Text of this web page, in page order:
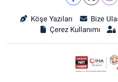
Köşe Yazıları Bize
Çerez Kullanımı